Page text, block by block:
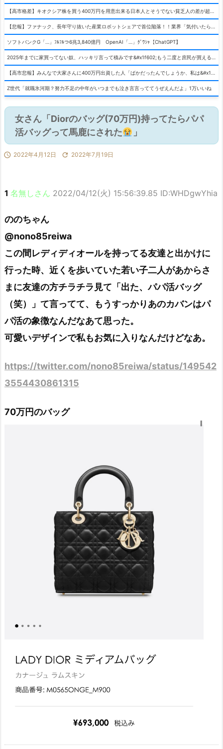
ソフトバンクG「…」ﾌﾙﾌﾙつ6兆3,840億円 OpenAI「…」ｸﾞﾜｼｬ【ChatGPT】
Z世代「就職氷河期？努力不足の中年がいつまでも泣き言言っててうぜえんだよ」1万いいね
女さん「Diorのバッグ(70万円)持ってたらパパ
活バッグって馬鹿にされた
」
 2022年4月12日  2022年7月19日
1 名無しさん 2022/04/12(火) 15:56:39.85 ID:WHDgwYhia
ののちゃん
@nono85reiwa
この間レディディオールを持ってる友達と出かけに
行った時、近くを歩いていた若い子二人があからさ
まに友達の方チラチラ見て「出た、パパ活バッグ
（笑）」て言ってて、もうすっかりあのカバンはパ
パ活の象徴なんだなあて思った。
可愛いデザインで私もお気に入りなんだけどなあ。
https://twitter.com/nono85reiwa/status/149542
3554430861315
70万円のバッグ